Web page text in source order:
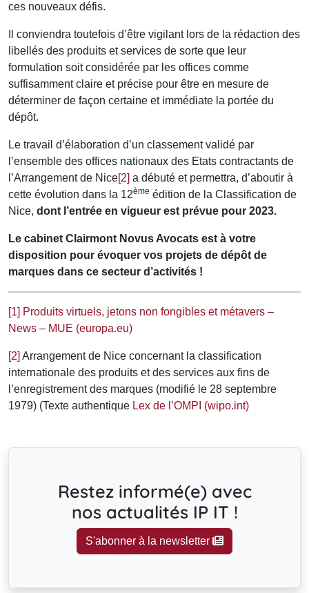
ces nouveaux défis.
Il conviendra toutefois d’être vigilant lors de la rédaction des
libellés des produits et services de sorte que leur
formulation soit considérée par les offices comme
suffisamment claire et précise pour être en mesure de
déterminer de façon certaine et immédiate la portée du
dépôt.
Le travail d’élaboration d’un classement validé par
l’ensemble des offices nationaux des Etats contractants de
l’Arrangement de Nice[2] a débuté et permettra, d’aboutir à
cette évolution dans la 12ème édition de la Classification de
Nice, dont l’entrée en vigueur est prévue pour 2023.
Le cabinet Clairmont Novus Avocats est à votre
disposition pour évoquer vos projets de dépôt de
marques dans ce secteur d’activités !
[1] Produits virtuels, jetons non fongibles et métavers –
News – MUE (europa.eu)
[2] Arrangement de Nice concernant la classification
internationale des produits et des services aux fins de
l’enregistrement des marques (modifié le 28 septembre
1979) (Texte authentique Lex de l’OMPI (wipo.int)
Restez informé(e) avec
nos actualités IP IT !
S'abonner à la newsletter